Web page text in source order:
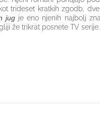
trideset kratkih zgodb,
jugje eno njenih najbolj
že trikrat posnete TV serije.